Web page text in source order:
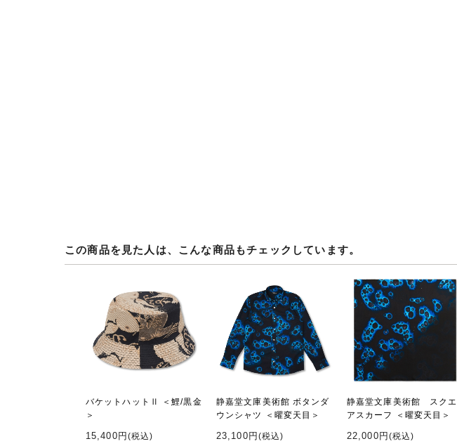
この商品を見た人は、こんな商品もチェックしています。
バケットハットⅡ ＜鯉/黒金
＞
15,400円 (税込)
静嘉堂文庫美術館 ボタンダ
ウンシャツ ＜曜変天目＞
23,100円 (税込)
静嘉堂文庫美術館 スクエ
アスカーフ ＜曜変天目＞
22,000円 (税込)